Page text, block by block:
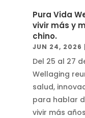
Pura Vida
vivir más y
chino.
JUN 24, 2026 |
Del 25 al 27
Wellaging
salud,
para hablar
vivir más